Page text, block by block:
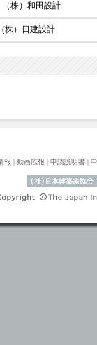
（株）和田設計
(株）日建設計
報 | 動画広報 | 申請説明書 |